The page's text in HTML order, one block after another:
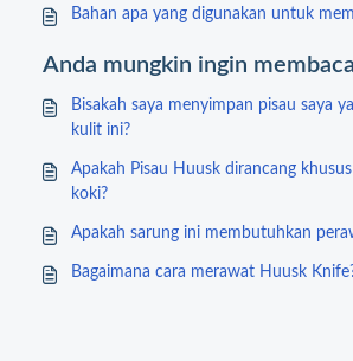
Bahan apa yang digunakan untuk
Anda mungkin ingin
Bisakah saya menyimpan pisau saya
kulit ini?
Apakah Pisau Huusk dirancang
koki?
Apakah sarung ini membutuhkan
Bagaimana cara merawat Huusk